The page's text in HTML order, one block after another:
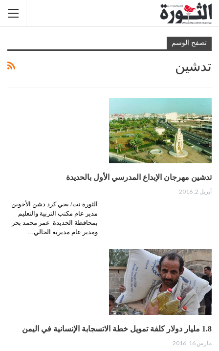
تصفح الوسم
تدشين
تدشين مهرجان الإبداع المدرسي الأول بالحديدة
أبريل 2, 2016
الثورة نت/ يحي كرد دشن الأخوين
مدير عام مكتب التربية والتعليم
بمحافظة الحديدة عمر محمد بحر
ومدير عام مديرية الحالي…
1.8 مليار دولار كلفة تمويل خطة الاتسجابة الإنسانية في اليمن
مارس 16, 2016